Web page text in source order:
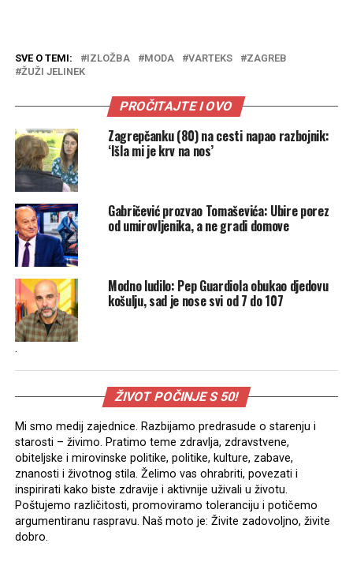
SVE O TEMI: IZLOŽBA MODA VARTEKS
ZAGREB
ŽUŽI JELINEK
PROČITAJTE I OVO
Zagrepčanku (80) na cesti napao razbojnik:
‘Išla mi je krv na nos’
Gabričević prozvao Tomaševića: Ubire porez
od umirovljenika, a ne gradi domove
Modno ludilo: Pep Guardiola obukao djedovu
košulju, sad je nose svi od 7 do 107
.
ŽIVOT POČINJE S 50!
Mi smo medij zajednice. Razbijamo predrasude o starenju i
starosti – živimo. Pratimo teme zdravlja, zdravstvene,
obiteljske i mirovinske politike, politike, kulture, zabave,
znanosti i životnog stila. Želimo vas ohrabriti, povezati i
inspirirati kako biste zdravije i aktivnije uživali u životu.
Poštujemo različitosti, promoviramo toleranciju i potičemo
argumentiranu raspravu. Naš moto je: Živite zadovoljno, živite
dobro.